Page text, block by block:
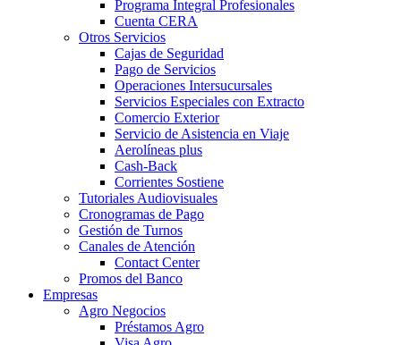
Programa Integral Profesionales
Cuenta CERA
Otros Servicios
Cajas de Seguridad
Pago de Servicios
Operaciones Intersucursales
Servicios Especiales con Extracto
Comercio Exterior
Servicio de Asistencia en Viaje
Aerolíneas plus
Cash-Back
Corrientes Sostiene
Tutoriales Audiovisuales
Cronogramas de Pago
Gestión de Turnos
Canales de Atención
Contact Center
Promos del Banco
Empresas
Agro Negocios
Préstamos Agro